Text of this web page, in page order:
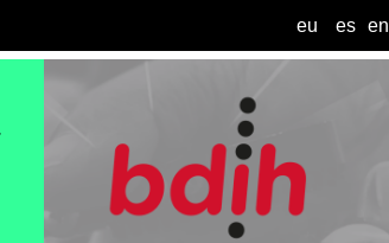
eu es en